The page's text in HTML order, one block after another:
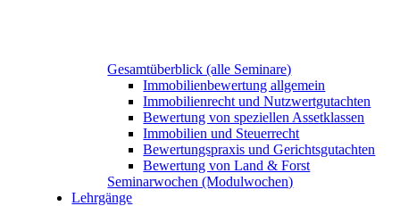
Gesamtüberblick (alle Seminare)
Immobilienbewertung allgemein
Immobilienrecht und Nutzwertgutachten
Bewertung von speziellen Assetklassen
Immobilien und Steuerrecht
Bewertungspraxis und Gerichtsgutachten
Bewertung von Land & Forst
Seminarwochen (Modulwochen)
Lehrgänge